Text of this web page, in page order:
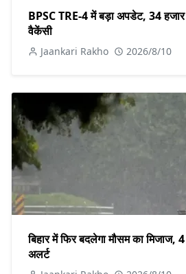
BPSC TRE-4 में बड़ा अपडेट, 34
वैकेंसी
Jaankari Rakho 2026/8/10
बिहार में फिर बदलेगा मौसम का मिजाज, 4
अलर्ट